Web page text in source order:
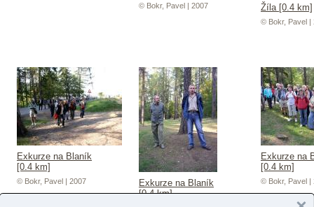
© Bokr, Pavel | 2007 Žíla [0.4 km]
© Bokr, Pavel |
Exkurze na Blaník
[0.4 km]
© Bokr, Pavel | 2007
Exkurze na Blaník
[0.4 km]
Exkurze na
[0.4 km]
© Bokr, Pavel |